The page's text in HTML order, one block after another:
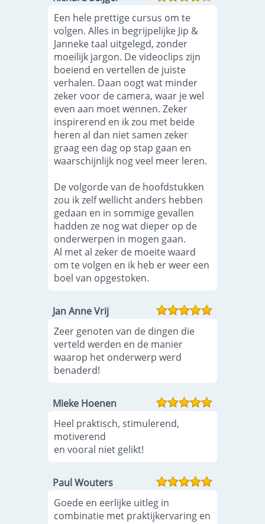
Een hele prettige cursus om te
volgen. Alles in begrijpelijke Jip &
Janneke taal uitgelegd, zonder
moeilijk jargon. De videoclips zijn
boeiend en vertellen de juiste
verhalen. Daan oogt wat minder
zeker voor de camera, waar je wel
even aan moet wennen. Zeker
inspirerend en ik zou met beide
heren al dan niet samen zeker
graag een dag op stap gaan en
waarschijnlijk nog veel meer leren.
De volgorde van de hoofdstukken
zou ik zelf wellicht anders hebben
gedaan en in sommige gevallen
hadden ze nog wat dieper op de
onderwerpen in mogen gaan.
Al met al zeker de moeite waard
om te volgen en ik heb er weer een
boel van opgestoken.
Jan Anne Vrij
Zeer genoten van de dingen die
verteld werden en de manier
waarop het onderwerp werd
benaderd!
Mieke Hoenen
Heel praktisch, stimulerend,
motiverend
en vooral niet gelikt!
Paul Wouters
Goede en eerlijke uitleg in
combinatie met praktijkervaring en